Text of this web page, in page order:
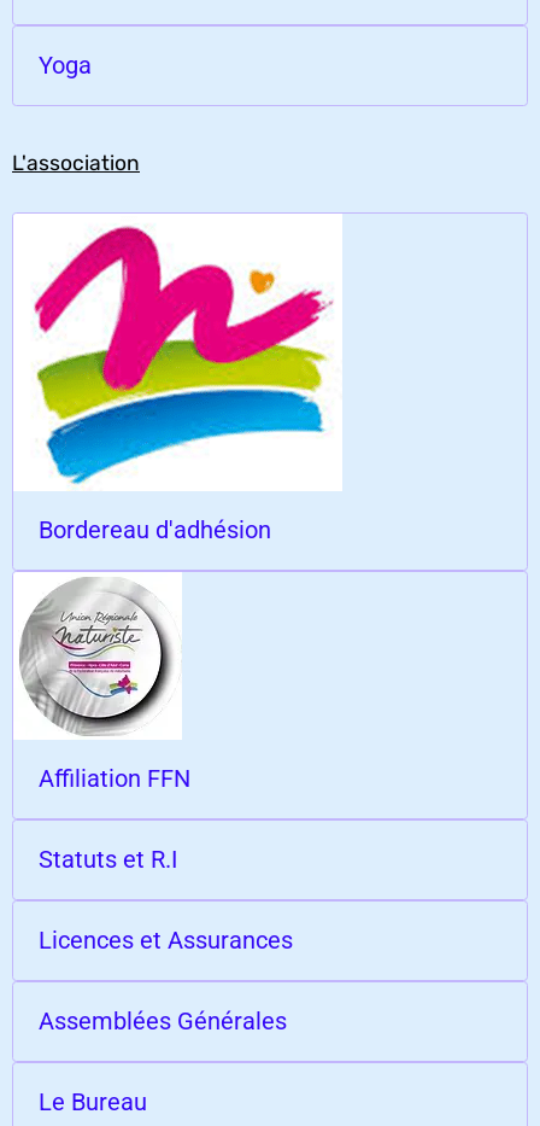
Yoga
L'association
Bordereau d'adhésion
Affiliation FFN
Statuts et R.I
Licences et Assurances
Assemblées Générales
Le Bureau